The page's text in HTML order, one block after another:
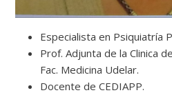
Especialista en Psiquiatría
Prof. Adjunta de la Clinica
Fac. Medicina Udelar.
Docente de CEDIAPP.